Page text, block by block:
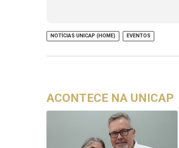
NOTÍCIAS UNICAP (HOME) EVENTOS
ACONTECE NA UNICAP